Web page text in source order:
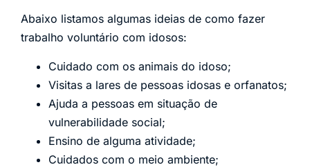
Abaixo listamos algumas ideias de como fazer
trabalho voluntário com idosos:
Cuidado com os animais do idoso;
Visitas a lares de pessoas idosas e orfanatos;
Ajuda a pessoas em situação de
vulnerabilidade social;
Ensino de alguma atividade;
Cuidados com o meio ambiente;